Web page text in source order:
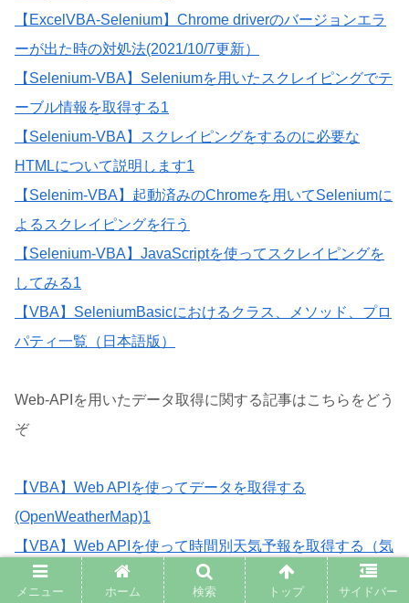
【ExcelVBA‐Selenium】Chrome driverのバージョンエラ
ーが出た時の対処法(2021/10/7更新）
【Selenium-VBA】Seleniumを用いたスクレイピングでテ
ーブル情報を取得する1
【Selenium-VBA】スクレイピングをするのに必要な
HTMLについて説明します1
【Selenim-VBA】起動済みのChromeを用いてSeleniumに
よるスクレイピングを行う
【Selenium-VBA】JavaScriptを使ってスクレイピングを
してみる1
【VBA】SeleniumBasicにおけるクラス、メソッド、プロ
パティ一覧（日本語版）
Web-APIを用いたデータ取得に関する記事はこちらをどう
ぞ
【VBA】Web APIを使ってデータを取得する
(OpenWeatherMap)1
【VBA】Web APIを使って時間別天気予報を取得する（気
象庁API）
メニュー ホーム 検索 トップ サイドバー